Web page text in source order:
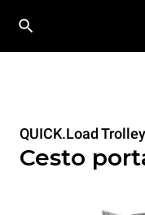
QUICK.Load Trolley
Cesto